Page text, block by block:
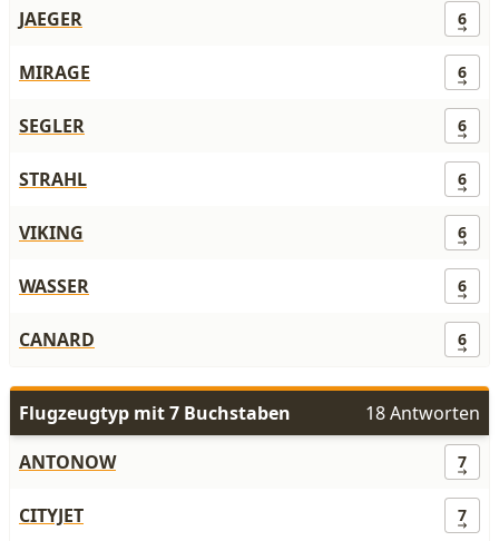
JAEGER 6
MIRAGE 6
SEGLER 6
STRAHL 6
VIKING 6
WASSER 6
CANARD 6
Flugzeugtyp mit 7 Buchstaben
18 Antworten
ANTONOW
7
CITYJET 7